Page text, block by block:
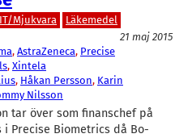
IT/Mjukvara
Läkemedel
21 maj 2015
, AstraZeneca, Precise
, Xintela
, Håkan Persson, Karin
Nilsson
tar över som finanschef på
i Precise Biometrics då Bo-